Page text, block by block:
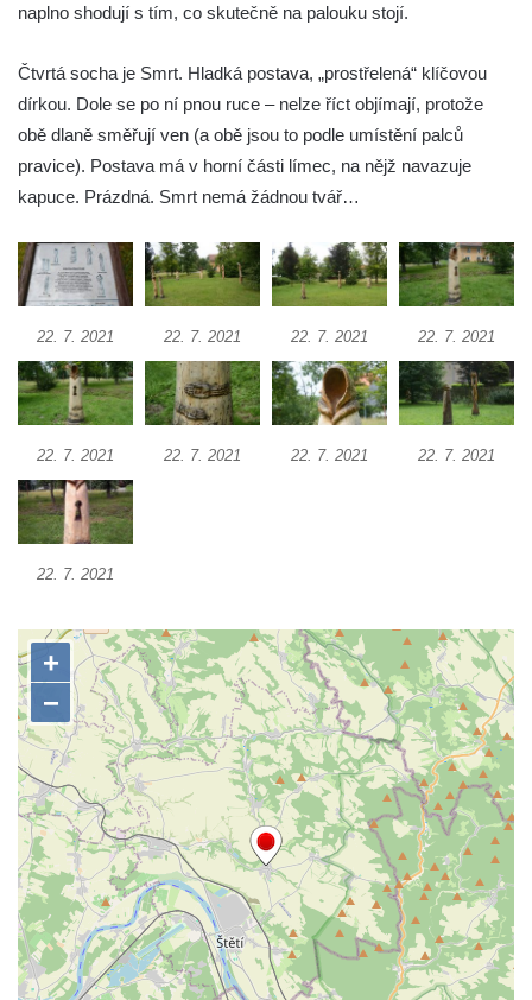
Socha Včela v ZOO Hluboká
Socha Nosorožík v ZOO Hluboká
Socha Beruška v ZOO Hluboká
Socha Vážka v ZOO Hluboká
Flamingo trůn v ZOO Hluboká
Lavička Kůň Převalského v ZOO Hluboká
Lysá nad Labem, barokní město Šporkovo
Socha Opičákovník v ZOO Hluboká
Socha Roháč v ZOO Hluboká
Socha Mystik v ZOO Hluboká
Reliéf Rodina a práce na budově záložny
čp. 69/1 v Českých Budějovicích
Socha Krista klesajícího pod křížem u
kostela svatého Mikuláše v Českých
Budějovicích
Socha svatého Jana Nepomuckého u
kostela svaté Rodiny v Českých
Budějovicích
Socha S tebou v parku na Senovážném
náměstí v Českých Budějovicích
Socha Tornádo v parku na Senovážném
náměstí v Českých Budějovicích
Sousoší Humanoidi na Lannově třídě v
Českých Budějovicích
naplno shodují s tím, co skutečně na palouku stojí.
Čtvrtá socha je Smrt. Hladká postava, „prostřelená“ klíčovou
dírkou. Dole se po ní pnou ruce – nelze říct objímají, protože
obě dlaně směřují ven (a obě jsou to podle umístění palců
pravice). Postava má v horní části límec, na nějž navazuje
kapuce. Prázdná. Smrt nemá žádnou tvář…
22. 7. 2021 22. 7. 2021 22. 7. 2021 22. 7. 2021
22. 7. 2021 22. 7. 2021 22. 7. 2021 22. 7. 2021
22. 7. 2021